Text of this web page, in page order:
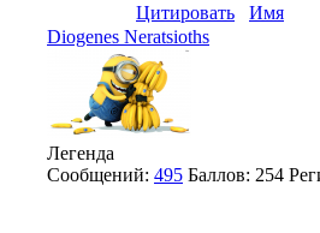
Цитировать
Имя
Diogenes Neratsioths
Легенда
Сообщений: 495 Баллов: 254